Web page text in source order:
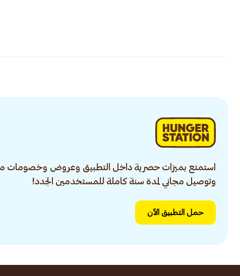
استمتع بميزات حصرية داخل التطبيق وعروض وخصومات
وتوصيل مجاني لمدة سنة كاملة للمستخدمين الجدد!
حمل التطبيق الآن